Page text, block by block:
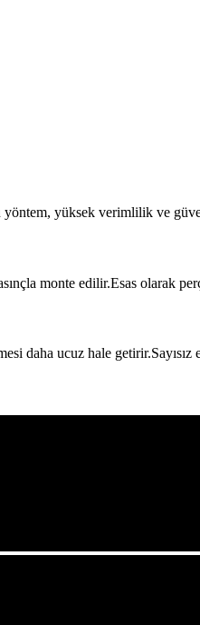
yüksek verimlilik ve
monte edilir.Esas olarak
daha ucuz hale getirir.Sayısız